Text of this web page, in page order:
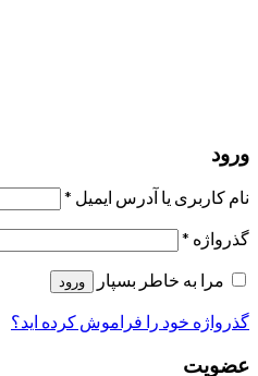
ورود
نام کاربری یا آدرس ایمیل *
گذرواژه *
مرا به خاطر بسپار
ورود
گذرواژه خود را فراموش کرده اید؟
عضویت